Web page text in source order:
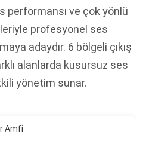
performansı ve çok yönlü
profesyonel ses
adaydır. 6 bölgeli çıkış
alanlarda kusursuz ses
yönetim sunar.